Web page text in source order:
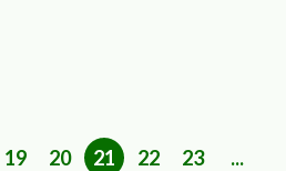
19 20 21 22 23
...